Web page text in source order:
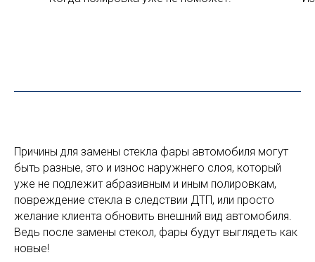
Причины для замены стекла фары автомобиля могут
быть разные, это и износ наружнего слоя, который
уже не подлежит абразивным и иным полировкам,
повреждение стекла в следствии ДТП, или просто
желание клиента обновить внешний вид автомобиля.
Ведь после замены стекол, фары будут выглядеть как
новые!